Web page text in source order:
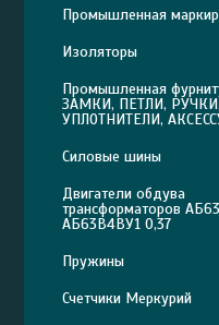
Промышленная
Изоляторы
Промышленная
ЗАМКИ, ПЕТЛИ, РУЧКИ,
УПЛОТНИТЕЛИ,
Силовые шины
Двигатели обдува
трансформаторов
АБ63В4ВУ1 0,37
Пружины
Счетчики Меркурий